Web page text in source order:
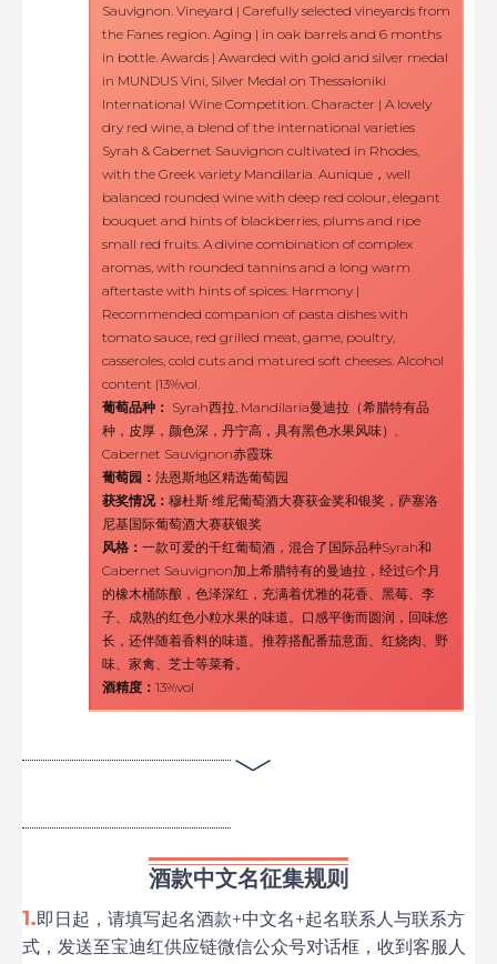
Sauvignon. Vineyard | Carefully selected vineyards from
the Fanes region. Aging | in oak barrels and 6 months
in bottle. Awards | Awarded with gold and silver medal
in MUNDUS Vini, Silver Medal on Thessaloniki
International Wine Competition. Character | A lovely
dry red wine, a blend of the international varieties
Syrah & Cabernet Sauvignon cultivated in Rhodes,
with the Greek variety Mandilaria. Aunique，well
balanced rounded wine with deep red colour, elegant
bouquet and hints of blackberries, plums and ripe
small red fruits. A divine combination of complex
aromas, with rounded tannins and a long warm
aftertaste with hints of spices. Harmony |
Recommended companion of pasta dishes with
tomato sauce, red grilled meat, game, poultry,
casseroles, cold cuts and matured soft cheeses. Alcohol
content |13%vol.
葡萄品种： Syrah西拉, Mandilaria曼迪拉（希腊特有品
种，皮厚，颜色深，丹宁高，具有黑色水果风味）,
Cabernet Sauvignon赤霞珠
葡萄园： 法恩斯地区精选葡萄园
获奖情况： 穆杜斯·维尼葡萄酒大赛获金奖和银奖，萨塞洛
尼基国际葡萄酒大赛获银奖
风格： 一款可爱的干红葡萄酒，混合了国际品种Syrah和
Cabernet Sauvignon加上希腊特有的曼迪拉，经过6个月
的橡木桶陈酿，色泽深红，充满着优雅的花香、黑莓、李
子、成熟的红色小粒水果的味道。口感平衡而圆润，回味悠
长，还伴随着香料的味道。推荐搭配番茄意面、红烧肉、野
味、家禽、芝士等菜肴。
酒精度： 13%vol
酒款中文名征集规则
1.即日起，请填写起名酒款+中文名+起名联系人与联系方
式，发送至宝迪红供应链微信公众号对话框，收到客服人